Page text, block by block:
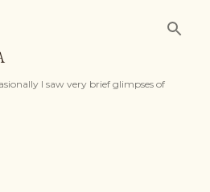
I saw very brief glimpses of